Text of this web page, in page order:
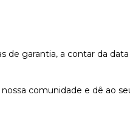
de garantia, a contar da
comunidade e dê ao